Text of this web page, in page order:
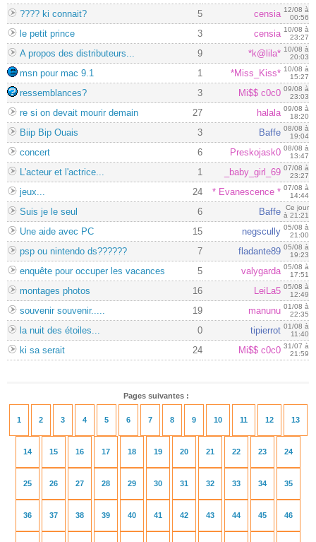
???? ki connait? 5 censia 12/08 à
00:56
le petit prince 3 censia 10/08 à
23:27
A propos des distributeurs... 9 *k@lila* 10/08 à
20:03
msn pour mac 9.1 1 *Miss_Kiss* 10/08 à
15:27
ressemblances? 3 Mi$$ c0c0 09/08 à
23:03
re si on devait mourir demain 27 halala 09/08 à
18:20
Biip Bip Ouais 3 Baffe 08/08 à
19:04
concert 6 Preskojask0 08/08 à
13:47
L'acteur et l'actrice... 1 _baby_girl_69 07/08 à
23:27
jeux... 24 * Evanescence * 07/08 à
14:44
Suis je le seul 6 Baffe
Ce jour
à 21:21
Une aide avec PC 15 negscully 05/08 à
21:00
psp ou nintendo ds?????? 7 fladante89 05/08 à
19:23
enquête pour occuper les vacances 5 valygarda 05/08 à
17:51
montages photos 16 LeiLa5 05/08 à
12:49
souvenir souvenir..... 19 manunu 01/08 à
22:35
la nuit des étoiles... 0 tipierrot 01/08 à
11:40
ki sa serait 24 Mi$$ c0c0 31/07 à
21:59
Pages suivantes :
1 2 3 4 5 6 7 8 9 10 11 12 13
14 15 16 17 18 19 20 21 22 23 24
25 26 27 28 29 30 31 32 33 34 35
36 37 38 39 40 41 42 43 44 45 46